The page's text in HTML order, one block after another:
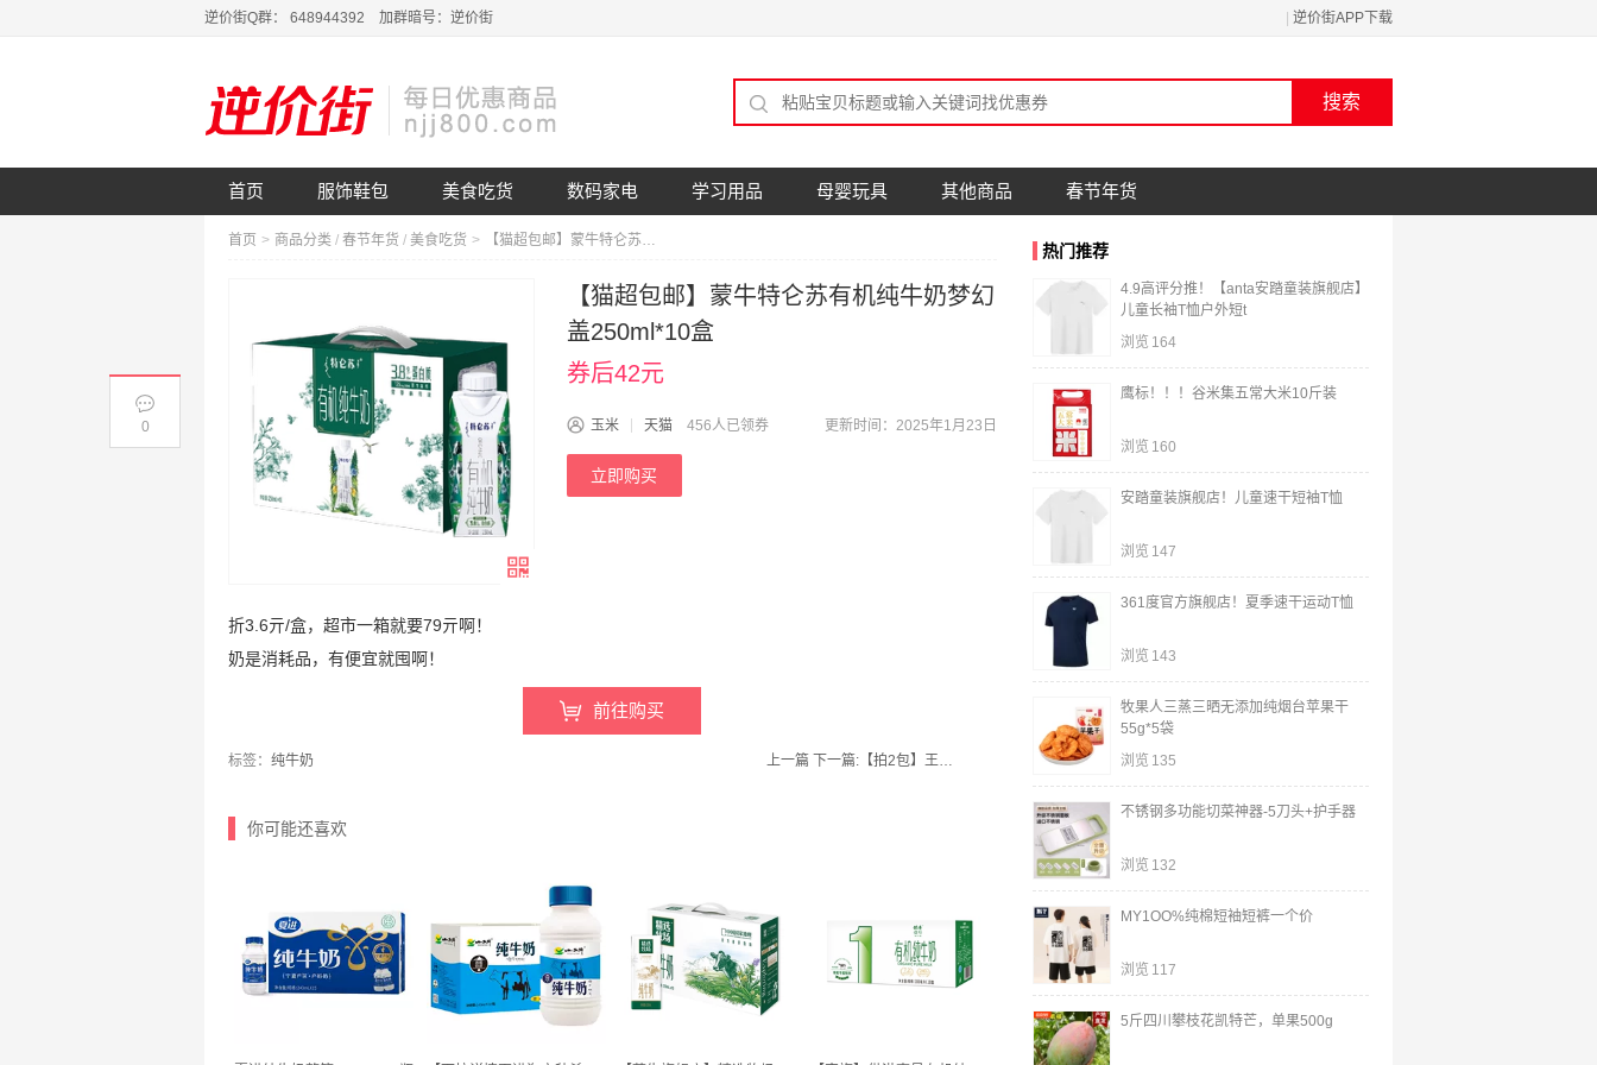
逆价街Q群： 648944392 加群暗号：逆价街 逆价街APP下载
首页 服饰鞋包 美食吃货 数码家电 学习用品 母婴玩具 其他商品 春节年货
首页 > 商品分类 / 春节年货 / 美食吃货 > 【猫超包邮】蒙牛特仑苏有机纯牛奶梦幻盖250ml*10盒
【猫超包邮】蒙牛特仑苏有机纯牛奶梦幻
盖250ml*10盒
券后42元
玉米 天猫 456人已领券 更新时间：2025年1月23日
立即购买
折3.6亓/盒，超市一箱就要79亓啊！
奶是消耗品，有便宜就囤啊！
前往购买
标签： 纯牛奶 上一篇 下一篇: 【拍2包】王中王官旗！！特级火腿肠开袋即食
你可能还喜欢
热门推荐
4.9高评分推！【anta安踏童装旗舰店】
儿童长袖T恤户外短t
浏览 164
鹰标！！！谷米集五常大米10斤装
浏览 160
安踏童装旗舰店！儿童速干短袖T恤
浏览 147
361度官方旗舰店！夏季速干运动T恤
浏览 143
牧果人三蒸三晒无添加纯烟台苹果干
55g*5袋
浏览 135
不锈钢多功能切菜神器-5刀头+护手器
浏览 132
MY1OO%纯棉短袖短裤一个价
浏览 117
5斤四川攀枝花凯特芒，单果500g
0